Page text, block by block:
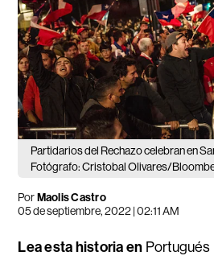
Partidarios del Rechazo celebran en
Fotógrafo: Cristobal Olivares/
PorMaolis Castro
05 de septiembre, 2022 | 02:11 AM
Lea esta historia en Portugués